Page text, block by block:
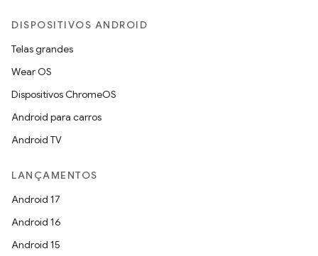
DISPOSITIVOS ANDROID
Telas grandes
Wear OS
Dispositivos ChromeOS
Android para carros
Android TV
LANÇAMENTOS
Android 17
Android 16
Android 15